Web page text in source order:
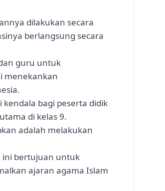
dilakukan secara
berlangsung secara
guru untuk
menekankan
bagi peserta didik
di kelas 9.
adalah melakukan
ini bertujuan untuk
ajaran agama Islam